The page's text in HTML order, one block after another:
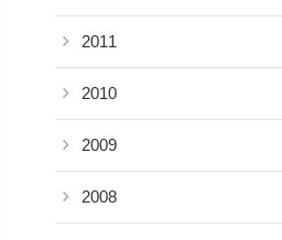
2011
2010
2009
2008